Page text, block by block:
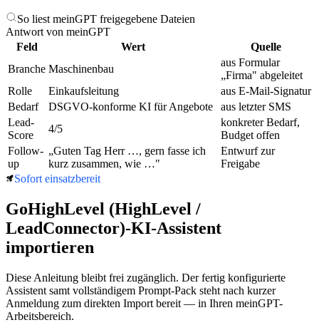
So liest meinGPT freigegebene Dateien
Antwort von meinGPT
Feld
Wert
Quelle
Branche Maschinenbau
aus Formular
„Firma" abgeleitet
Rolle
Einkaufsleitung
aus E-Mail-Signatur
Bedarf
DSGVO-konforme KI für Angebote
aus letzter SMS
Lead-
Score
4/5
konkreter Bedarf,
Budget offen
Follow-
up
„Guten Tag Herr …, gern fasse ich
kurz zusammen, wie …"
Entwurf zur
Freigabe
Sofort einsatzbereit
GoHighLevel (HighLevel /
LeadConnector)-KI-Assistent
importieren
Diese Anleitung bleibt frei zugänglich. Der fertig konfigurierte
Assistent samt vollständigem Prompt-Pack steht nach kurzer
Anmeldung zum direkten Import bereit — in Ihren meinGPT-
Arbeitsbereich.